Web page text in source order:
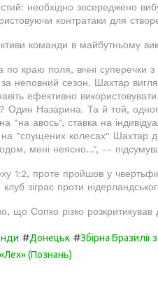
необхідно зосереджено
контратаки для
команди в майбутньому
краю поля, вічні суперечки
за неповний сезон. Шахтар
ефективно
Один Назарина. Та й той,
"на авось", ставка на
на "спущених колесах" Шахтар
мені неясно...", --
1:2, проте пройшов у
зіграє проти
що Сопко різко
#Донецьк #Збірна Бразилії
«Лех» (Познань)